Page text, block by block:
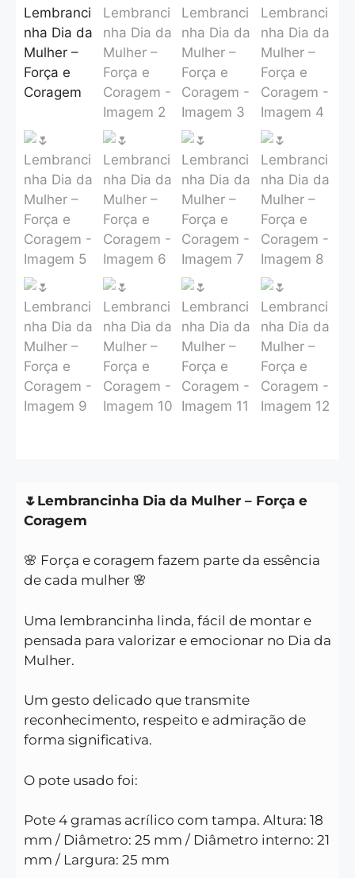
🌷Lembrancinha Dia da Mulher – Força e
Coragem
🌸 Força e coragem fazem parte da essência
de cada mulher 🌸
Uma lembrancinha linda, fácil de montar e
pensada para valorizar e emocionar no Dia da
Mulher.
Um gesto delicado que transmite
reconhecimento, respeito e admiração de
forma significativa.
O pote usado foi:
Pote 4 gramas acrílico com tampa. Altura: 18
mm / Diâmetro: 25 mm / Diâmetro interno: 21
mm / Largura: 25 mm